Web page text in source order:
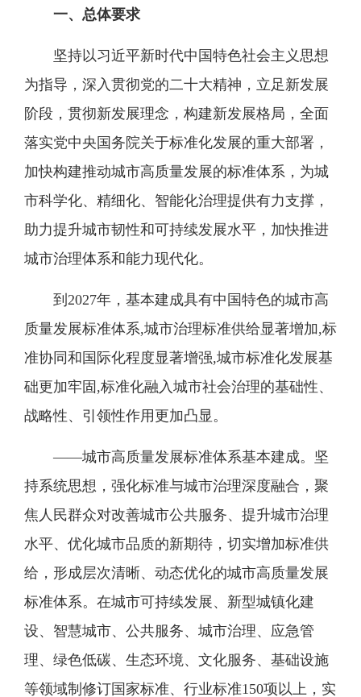
一、总体要求
坚持以习近平新时代中国特色社会主义思想
为指导，深入贯彻党的二十大精神，立足新发展
阶段，贯彻新发展理念，构建新发展格局，全面
落实党中央国务院关于标准化发展的重大部署，
加快构建推动城市高质量发展的标准体系，为城
市科学化、精细化、智能化治理提供有力支撑，
助力提升城市韧性和可持续发展水平，加快推进
城市治理体系和能力现代化。
到2027年，基本建成具有中国特色的城市高
质量发展标准体系,城市治理标准供给显著增加,标
准协同和国际化程度显著增强,城市标准化发展基
础更加牢固,标准化融入城市社会治理的基础性、
战略性、引领性作用更加凸显。
——城市高质量发展标准体系基本建成。坚
持系统思想，强化标准与城市治理深度融合，聚
焦人民群众对改善城市公共服务、提升城市治理
水平、优化城市品质的新期待，切实增加标准供
给，形成层次清晰、动态优化的城市高质量发展
标准体系。在城市可持续发展、新型城镇化建
设、智慧城市、公共服务、城市治理、应急管
理、绿色低碳、生态环境、文化服务、基础设施
等领域制修订国家标准、行业标准150项以上，实